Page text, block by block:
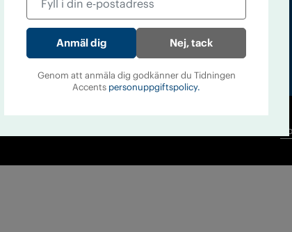
In English
Nej, tack
Genom att anmäla dig godkänner du Tidningen
Accents personuppgiftspolicy.